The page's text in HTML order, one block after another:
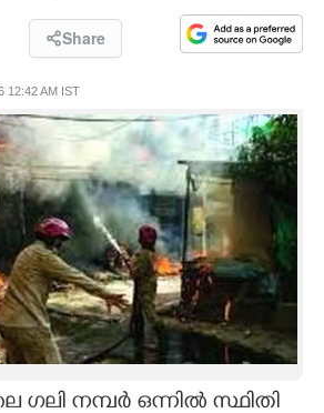
Share
12:42 AM IST
ഗലി നമ്പർ ഒന്നിൽ സ്ഥിതി